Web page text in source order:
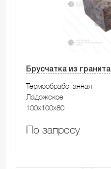
Брусчатка из гранита
Термообработанная
Ладожское
100x100x80
По запросу